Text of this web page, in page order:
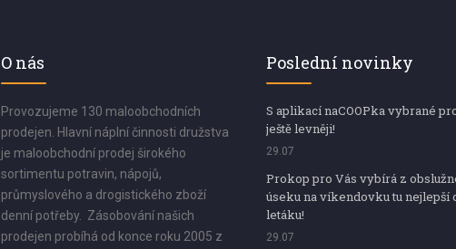
O nás
Provozujeme 130 maloobchodních
prodejen. Hlavní náplní činnosti družstva
je maloobchodní prodej širokého
sortimentu potravin, nápojů,
průmyslového a drogistického zboží
denní potřeby. Zásobování našich
prodejen probíhá od konce roku 2005 z
Poslední novinky
S aplikací naCOOPka vybrané
ještě levněji!
29.07
Prokop pro Vás vybírá z
úseku na víkendovku tu nejlepší
letáku!
29.07